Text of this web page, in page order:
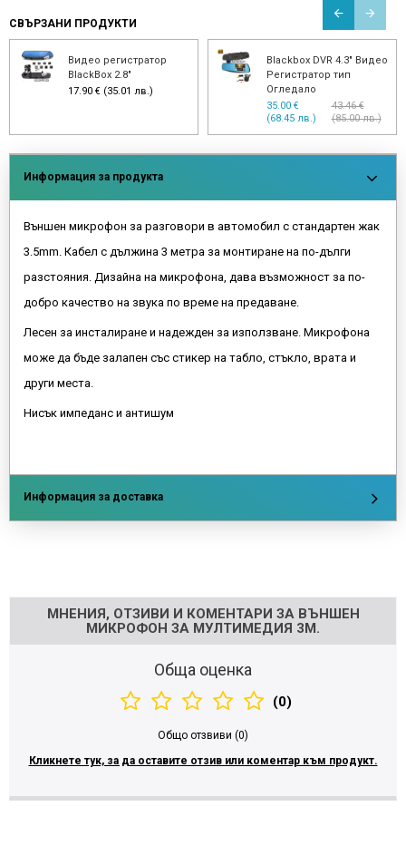
СВЪРЗАНИ ПРОДУКТИ
Видео регистратор
BlackBox 2.8"
17.90 € (35.01 лв.)
Blackbox DVR 4.3" Видео
Регистратор тип
Огледало
35.00 €
(68.45 лв.)
43.46 €
(85.00 лв.)
Информация за продукта
Външен микрофон за разговори в автомобил с стандартен жак
3.5mm. Кабел с дължина 3 метра за монтиране на по-дълги
разстояния. Дизайна на микрофона, дава възможност за по-
добро качество на звука по време на предаване.
Лесен за инсталиране и надежден за използване. Микрофона
може да бъде залапен със стикер на табло, стъкло, врата и
други места.
Нисък импеданс и антишум
Информация за доставка
МНЕНИЯ, ОТЗИВИ И КОМЕНТАРИ ЗА ВЪНШЕН
МИКРОФОН ЗА МУЛТИМЕДИЯ 3М.
Обща оценка
(0)
Общо отзвиви (0)
Кликнете тук, за да оставите отзив или коментар към продукт.